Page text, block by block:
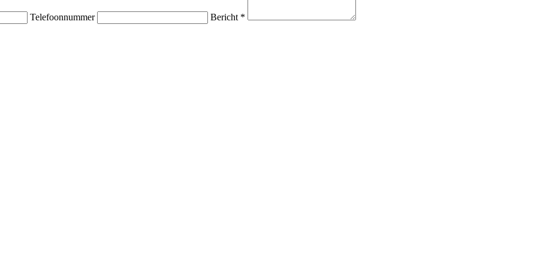
Telefoonnummer Bericht *